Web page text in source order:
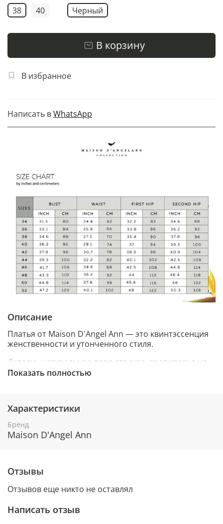
38 40 Черный
В корзину
В избранное
Написать вWhatsApp
Описание
Платья от Maison D'Angel Ann — это квинтэссенция
женственности и утонченного стиля.
Детали: натуральное перо страуса, драпировка на
юбке, разрез по ноге.
Ткани премиального качества
Разнообразие фасонов: от элегантных платьев-
макси до изысканных коктейльных моделей
кропотливой работы российских мастеров, которые
Показать полностью
Характеристики
Бренд
Maison D'Angel Ann
Отзывы
Отзывов еще никто не оставлял
Написать отзыв